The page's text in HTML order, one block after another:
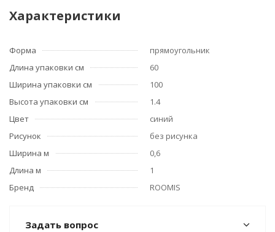
Характеристики
Форма
прямоугольник
Длина упаковки см
60
Ширина упаковки см
100
Высота упаковки см
1.4
Цвет
синий
Рисунок
без рисунка
Ширина м
0,6
Длина м
1
Бренд
ROOMIS
Задать вопрос